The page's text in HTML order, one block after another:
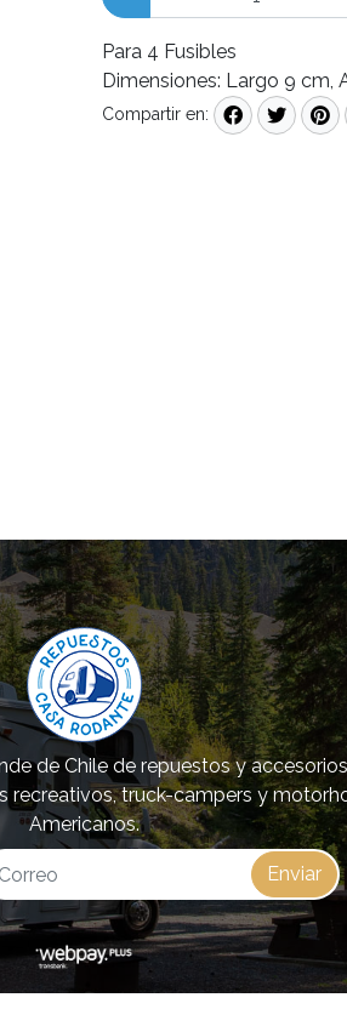
Para 4 Fusibles
Dimensiones: Largo 9 cm,
Compartir en:
de Chile de repuestos y
recreativos, truck-campers y
Americanos.
Enviar